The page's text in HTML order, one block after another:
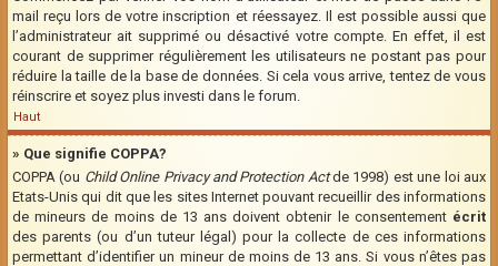
mail reçu lors de votre inscription et réessayez. Il est possible aussi que
l’administrateur ait supprimé ou désactivé votre compte. En effet, il est
courant de supprimer régulièrement les utilisateurs ne postant pas pour
réduire la taille de la base de données. Si cela vous arrive, tentez de vous
réinscrire et soyez plus investi dans le forum.
Haut
» Que signifie COPPA?
COPPA (ou Child Online Privacy and Protection Actde 1998) est une loi aux
Etats-Unis qui dit que les sites Internet pouvant recueillir des informations
de mineurs de moins de 13 ans doivent obtenir le consentement écrit
des parents (ou d’un tuteur légal) pour la collecte de ces informations
permettant d’identifier un mineur de moins de 13 ans. Si vous n’êtes pas